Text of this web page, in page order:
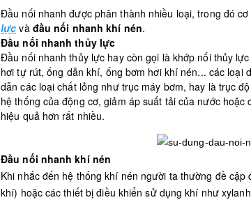
Đầu nối nhanh được phân thành nhiều loại, trong đó
lực và đầu nối nhanh khí nén.
Đầu nối nhanh thủy lực
Đầu nối nhanh thủy lực hay còn gọi là khớp nối thủy
hơi tự rút, ống dẫn khí, ống bơm hơi khí nén... các loại
dẫn các loại chất lỏng như trục máy bơm, hay là trục
hệ thống của động cơ, giảm áp suất tải của nước
hiệu quả hơn rất nhiều.
Đầu nối nhanh khí nén
Khi nhắc đến hệ thống khí nén người ta thường đề
khí) hoặc các thiết bị điều khiển sử dụng khí như